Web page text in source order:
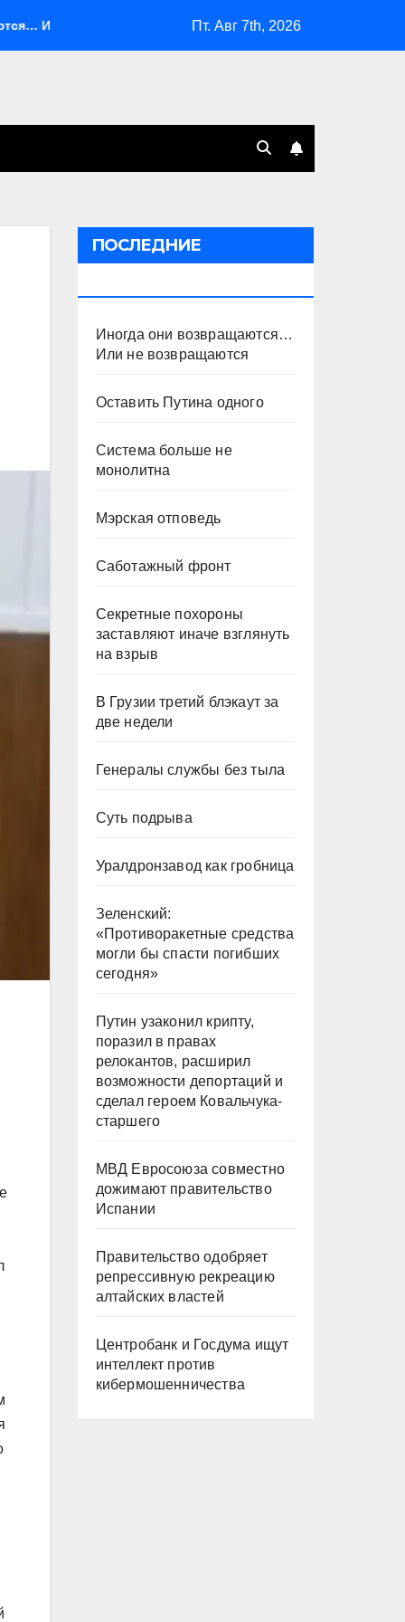
не возвращаются Оставить Путина одного
Пт. Авг 7th, 2026
ПОСЛЕДНИЕ
Иногда они возвращаются…
Или не возвращаются
Оставить Путина одного
Система больше не
монолитна
Мэрская отповедь
Саботажный фронт
Секретные похороны
заставляют иначе взглянуть
на взрыв
В Грузии третий блэкаут за
две недели
Генералы службы без тыла
Суть подрыва
Уралдронзавод как гробница
Зеленский:
«Противоракетные средства
могли бы спасти погибших
сегодня»
Путин узаконил крипту,
поразил в правах
релокантов, расширил
возможности депортаций и
сделал героем Ковальчука-
старшего
МВД Евросоюза совместно
дожимают правительство
Испании
Правительство одобряет
репрессивную рекреацию
алтайских властей
Центробанк и Госдума ищут
интеллект против
кибермошенничества